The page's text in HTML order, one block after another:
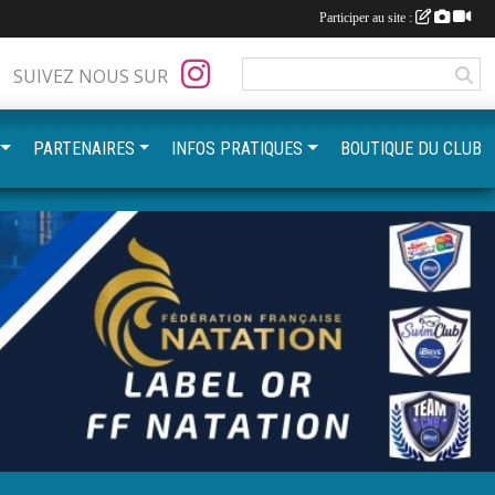
SUIVEZ NOUS SUR
PARTENAIRES INFOS PRATIQUES BOUTIQUE DU CLUB
Participer au site :